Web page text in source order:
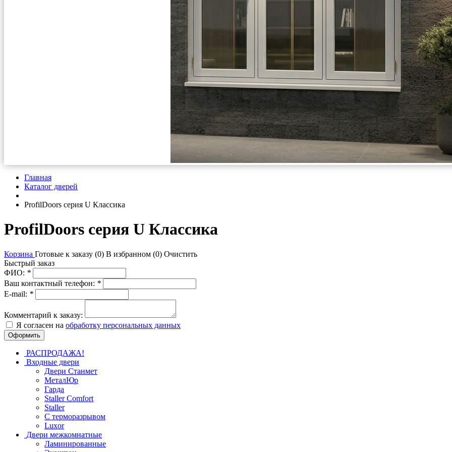
Главная
Каталог дверей
ProfilDoors серия U Классика
ProfilDoors серия U Классика
Корзина Готовые к заказу (0) В избранном (0) Очистить
Быстрый заказ
ФИО: *
Ваш контактный телефон: *
E-mail: *
Комментарий к заказу:
Я согласен на обработку персональных данных
РАСПРОДАЖА!
Входные двери
Двери Станмет
МеталЮр
Гарда
Staller Comfort
Staller
С терморазрывом
Luxor
Двери межкомнатные
Ламинированные